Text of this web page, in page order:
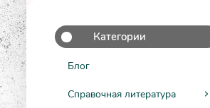
Категории
Блог
Справочная литература